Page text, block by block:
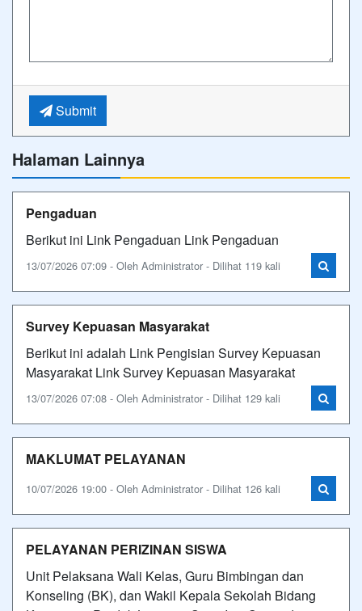
Submit
Halaman Lainnya
Pengaduan
Berikut ini Link Pengaduan Link Pengaduan
13/07/2026 07:09 - Oleh Administrator - Dilihat 119 kali
Survey Kepuasan Masyarakat
Berikut ini adalah Link Pengisian Survey Kepuasan
Masyarakat Link Survey Kepuasan Masyarakat
13/07/2026 07:08 - Oleh Administrator - Dilihat 129 kali
MAKLUMAT PELAYANAN
10/07/2026 19:00 - Oleh Administrator - Dilihat 126 kali
PELAYANAN PERIZINAN SISWA
Unit Pelaksana Wali Kelas, Guru Bimbingan dan
Konseling (BK), dan Wakil Kepala Sekolah Bidang